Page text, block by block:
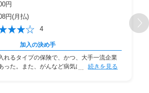
円
円(月払)
4
加入の決め手
れるタイプの保険で、かつ、大手一流企業
った。また、がんなど病気になっ続きを見る